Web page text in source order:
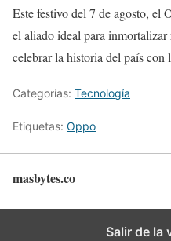
Este festivo del 7 de agosto, el
el aliado ideal para
celebrar la historia del país
Categorías: Tecnología
Etiquetas: Oppo
masbytes.co
Salir de la